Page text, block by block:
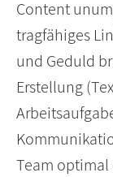
Content
tragfähiges
und Geduld
Erstellung
Team